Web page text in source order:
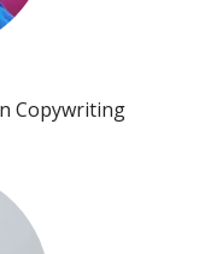
Copywriting